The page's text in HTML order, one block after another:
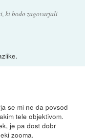
ki bodo zagovarjali
se mi ne da povsod
tele objektivom.
je pa dost dobr
zooma.